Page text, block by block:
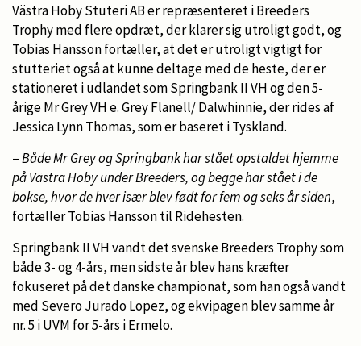
Västra Hoby Stuteri AB er repræsenteret i Breeders
Trophy med flere opdræt, der klarer sig utroligt godt, og
Tobias Hansson fortæller, at det er utroligt vigtigt for
stutteriet også at kunne deltage med de heste, der er
stationeret i udlandet som Springbank II VH og den 5-
årige Mr Grey VH e. Grey Flanell/ Dalwhinnie, der rides af
Jessica Lynn Thomas, som er baseret i Tyskland.
–Både Mr Grey og Springbank har stået opstaldet hjemme
på Västra Hoby under Breeders, og begge har stået i de
bokse, hvor de hver især blev født for fem og seks år siden,
fortæller Tobias Hansson til Ridehesten.
Springbank II VH vandt det svenske Breeders Trophy som
både 3- og 4-års, men sidste år blev hans kræfter
fokuseret på det danske championat, som han også vandt
med Severo Jurado Lopez, og ekvipagen blev samme år
nr. 5 i UVM for 5-års i Ermelo.